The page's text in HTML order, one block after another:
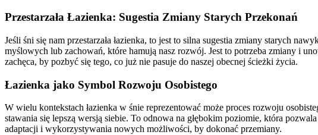
Przestarzała Łazienka: Sugestia Zmiany Starych Przekonań
Jeśli śni się nam przestarzała łazienka, to jest to silna sugestia zmiany starych
myślowych lub zachowań, które hamują nasz rozwój. Jest to potrzeba zmiany i
zachęca, by pozbyć się tego, co już nie pasuje do naszej obecnej ścieżki życia.
Łazienka jako Symbol Rozwoju Osobistego
W wielu kontekstach łazienka w śnie reprezentować może proces rozwoju
stawania się lepszą wersją siebie. To odnowa na głębokim poziomie, która
adaptacji i wykorzystywania nowych możliwości, by dokonać przemiany.